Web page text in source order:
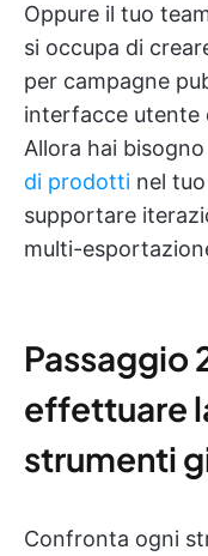
Oppure il tuo
si occupa di
per campagne
interfacce utente
Allora hai bisogno
di prodotti nel
supportare
multi-
Passaggio
effettuare
strumenti
Confronta ogni